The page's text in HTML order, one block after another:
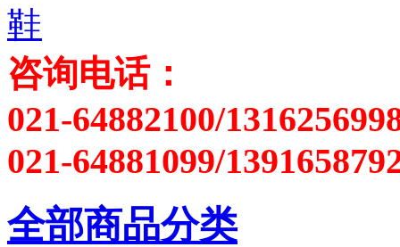
鞋
咨询电话：
021-64882100/
021-64881099/
全部商品分类